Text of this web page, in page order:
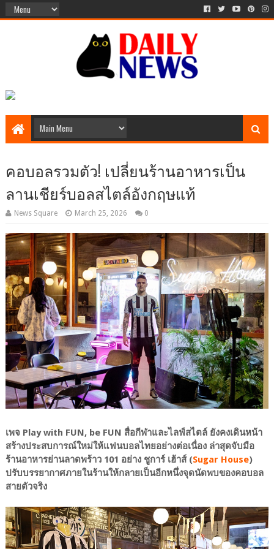
คอบอลรวมตัว! เปลี่ยนร้านอาหารเป็น
ลานเชียร์บอลสไตล์อังกฤษแท้
News Square March 25, 2026 0
เพจ Play with FUN, be FUN สื่อกีฬาและไลฟ์สไตล์ ยังคงเดินหน้า
สร้างประสบการณ์ใหม่ให้แฟนบอลไทยอย่างต่อเนื่อง ล่าสุดจับมือ
ร้านอาหารย่านลาดพร้าว 101 อย่าง ชูการ์ เฮ้าส์ (Sugar House)
ปรับบรรยากาศภายในร้านให้กลายเป็นอีกหนึ่งจุดนัดพบของคอบอล
สายตัวจริง